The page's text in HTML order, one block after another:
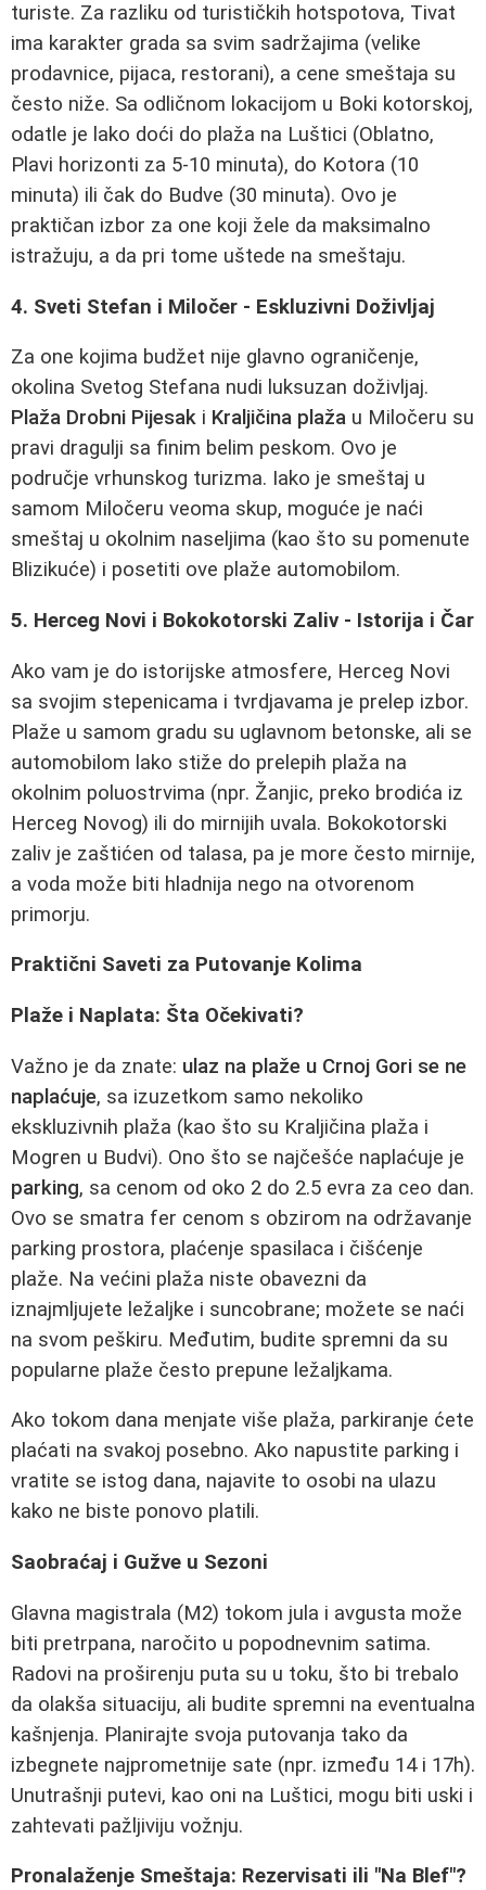
turiste. Za razliku od turističkih hotspotova, Tivat
ima karakter grada sa svim sadržajima (velike
prodavnice, pijaca, restorani), a cene smeštaja su
često niže. Sa odličnom lokacijom u Boki kotorskoj,
odatle je lako doći do plaža na Luštici (Oblatno,
Plavi horizonti za 5-10 minuta), do Kotora (10
minuta) ili čak do Budve (30 minuta). Ovo je
praktičan izbor za one koji žele da maksimalno
istražuju, a da pri tome uštede na smeštaju.
4. Sveti Stefan i Miločer - Eskluzivni Doživljaj
Za one kojima budžet nije glavno ograničenje,
okolina Svetog Stefana nudi luksuzan doživljaj.
Plaža Drobni Pijesak i Kraljičina plaža u Miločeru su
pravi dragulji sa finim belim peskom. Ovo je
područje vrhunskog turizma. Iako je smeštaj u
samom Miločeru veoma skup, moguće je naći
smeštaj u okolnim naseljima (kao što su pomenute
Blizikuće) i posetiti ove plaže automobilom.
5. Herceg Novi i Bokokotorski Zaliv - Istorija i Čar
Ako vam je do istorijske atmosfere, Herceg Novi
sa svojim stepenicama i tvrdjavama je prelep izbor.
Plaže u samom gradu su uglavnom betonske, ali se
automobilom lako stiže do prelepih plaža na
okolnim poluostrvima (npr. Žanjic, preko brodića iz
Herceg Novog) ili do mirnijih uvala. Bokokotorski
zaliv je zaštićen od talasa, pa je more često mirnije,
a voda može biti hladnija nego na otvorenom
primorju.
Praktični Saveti za Putovanje Kolima
Plaže i Naplata: Šta Očekivati?
Važno je da znate: ulaz na plaže u Crnoj Gori se ne
naplaćuje, sa izuzetkom samo nekoliko
ekskluzivnih plaža (kao što su Kraljičina plaža i
Mogren u Budvi). Ono što se najčešće naplaćuje je
parking, sa cenom od oko 2 do 2.5 evra za ceo dan.
Ovo se smatra fer cenom s obzirom na održavanje
parking prostora, plaćenje spasilaca i čišćenje
plaže. Na većini plaža niste obavezni da
iznajmljujete ležaljke i suncobrane; možete se naći
na svom peškiru. Međutim, budite spremni da su
popularne plaže često prepune ležaljkama.
Ako tokom dana menjate više plaža, parkiranje ćete
plaćati na svakoj posebno. Ako napustite parking i
vratite se istog dana, najavite to osobi na ulazu
kako ne biste ponovo platili.
Saobraćaj i Gužve u Sezoni
Glavna magistrala (M2) tokom jula i avgusta može
biti pretrpana, naročito u popodnevnim satima.
Radovi na proširenju puta su u toku, što bi trebalo
da olakša situaciju, ali budite spremni na eventualna
kašnjenja. Planirajte svoja putovanja tako da
izbegnete najprometnije sate (npr. između 14 i 17h).
Unutrašnji putevi, kao oni na Luštici, mogu biti uski i
zahtevati pažljiviju vožnju.
Pronalaženje Smeštaja: Rezervisati ili "Na Blef"?